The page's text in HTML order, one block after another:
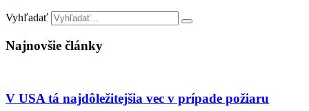
Vyhľadať
Najnovšie články
V USA tá najdôležitejšia vec v prípade požiaru